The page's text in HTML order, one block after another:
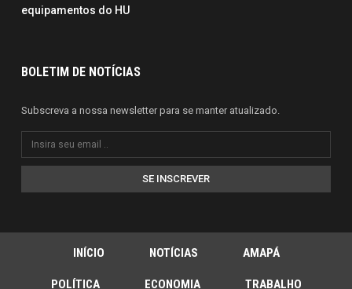
equipamentos do HU
BOLETIM DE NOTÍCIAS
Subscreva a nossa newsletter para se manter atualizado.
SE INSCREVER
INÍCIO NOTÍCIAS AMAPÁ
POLÍTICA ECONOMIA TRABALHO